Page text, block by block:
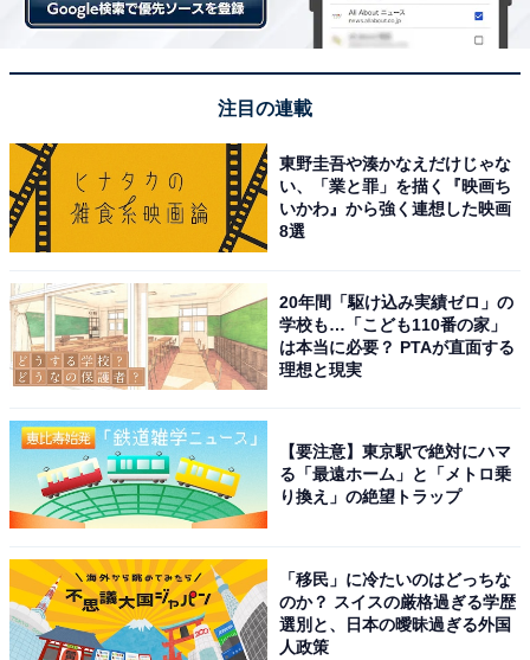
オランダ船籍のウエステルダム（神戸市提供）
ストランにて（神戸市提供）
今後も全国の港で客船フェスタやセミナーなどが予定さ
れているとのこと。船内に一歩足を踏み入れると別世界
注目の連載
東野圭吾や湊かなえだけじゃな
い、「業と罪」を描く『映画ち
いかわ』から強く連想した映画
8選
20年間「駆け込み実績ゼロ」の
学校も…「こども110番の家」
は本当に必要？ PTAが直面する
理想と現実
【要注意】東京駅で絶対にハマ
る「最遠ホーム」と「メトロ乗
り換え」の絶望トラップ
「移民」に冷たいのはどっちな
のか？ スイスの厳格過ぎる学歴
選別と、日本の曖昧過ぎる外国
人政策